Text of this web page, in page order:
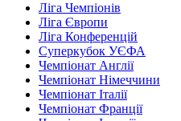
Ліга Чемпіонів
Ліга Європи
Ліга Конференцій
Суперкубок УЄФА
Чемпіонат Англії
Чемпіонат Німеччини
Чемпіонат Італії
Чемпіонат Франції